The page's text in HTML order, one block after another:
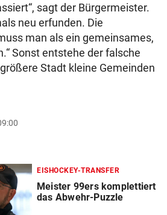
sagt der Bürgermeister.
neu erfunden. Die
man als ein gemeinsames,
Sonst entstehe der falsche
Stadt kleine Gemeinden
EISHOCKEY-TRANSFER
Meister 99ers komplettiert
das Abwehr-Puzzle